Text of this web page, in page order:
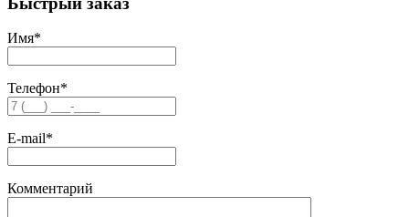
Имя*
Телефон*
E-mail*
Комментарий